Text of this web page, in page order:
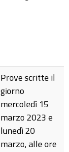
Prove scritte il
giorno
mercoledì 15
marzo 2023 e
lunedì 20
marzo, alle ore